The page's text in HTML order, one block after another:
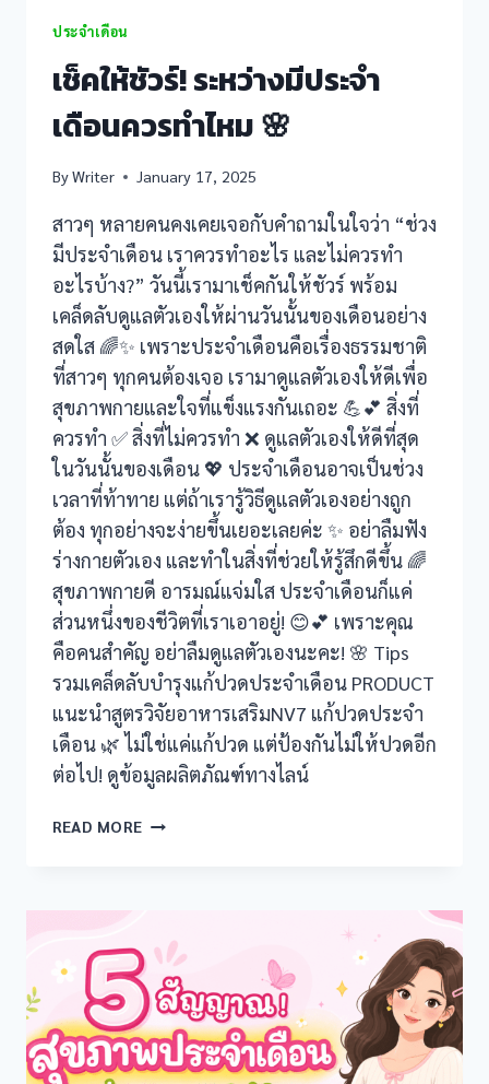
ประจำเดือน
เช็คให้ชัวร์! ระหว่างมีประจำ
เดือนควรทำไหม 🌸
ByWriter January 17, 2025
สาวๆ หลายคนคงเคยเจอกับคำถามในใจว่า “ช่วง
มีประจำเดือน เราควรทำอะไร และไม่ควรทำ
อะไรบ้าง?” วันนี้เรามาเช็คกันให้ชัวร์ พร้อม
เคล็ดลับดูแลตัวเองให้ผ่านวันนั้นของเดือนอย่าง
สดใส 🌈✨ เพราะประจำเดือนคือเรื่องธรรมชาติ
ที่สาวๆ ทุกคนต้องเจอ เรามาดูแลตัวเองให้ดีเพื่อ
สุขภาพกายและใจที่แข็งแรงกันเถอะ 💪💕 สิ่งที่
ควรทำ ✅ สิ่งที่ไม่ควรทำ ❌ ดูแลตัวเองให้ดีที่สุด
ในวันนั้นของเดือน 💖 ประจำเดือนอาจเป็นช่วง
เวลาที่ท้าทาย แต่ถ้าเรารู้วิธีดูแลตัวเองอย่างถูก
ต้อง ทุกอย่างจะง่ายขึ้นเยอะเลยค่ะ ✨ อย่าลืมฟัง
ร่างกายตัวเอง และทำในสิ่งที่ช่วยให้รู้สึกดีขึ้น 🌈
สุขภาพกายดี อารมณ์แจ่มใส ประจำเดือนก็แค่
ส่วนหนึ่งของชีวิตที่เราเอาอยู่! 😊💕 เพราะคุณ
คือคนสำคัญ อย่าลืมดูแลตัวเองนะคะ! 🌸 Tips
รวมเคล็ดลับบำรุงแก้ปวดประจำเดือน PRODUCT
แนะนำสูตรวิจัยอาหารเสริมNV7 แก้ปวดประจำ
เดือน 🌿 ไม่ใช่แค่แก้ปวด แต่ป้องกันไม่ให้ปวดอีก
ต่อไป! ดูข้อมูลผลิตภัณฑ์ทางไลน์
READ MOREเช็ค
ประจำ
เดือน
ควร
ทำ
ไหม
🌸